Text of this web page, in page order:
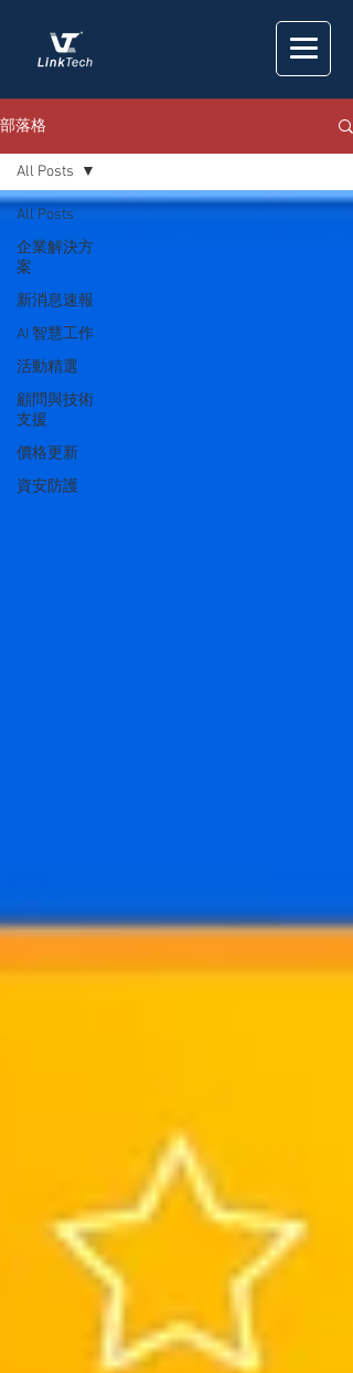
部落格
All Posts
企業解決方
案
新消息速報
AI 智慧工作
活動精選
顧問與技術
支援
價格更新
資安防護
All Posts